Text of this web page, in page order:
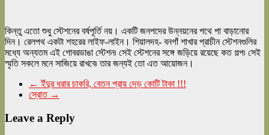
কিন্তু এতো শুধু স্টেশনের বর্ষপূর্তি নয়। একটি জনপদের উন্নয়নের পথে পা বাড়ানোর
দিন। রেলপথ একটা শহরের লাইফ-লাইন। শিয়ালদহ- বনগাঁ শাখার প্রাচীন স্টেশনগুলির
মধ্যে অন্যতম এই গোবরডাঙা স্টেশন৷ সেই স্টেশনের সঙ্গে জড়িয়ে রয়েছে কত গল্প৷ সেই
স্মৃতি সকলে মনে সাজিয়ে রাখবে৷ তার জন্যই তো এত আয়োজন।
← ইঁদুর ধরার চাকরি, বেতন প্রায় দেড় কোটি টাকা !!!
স্রোত →
Leave a Reply